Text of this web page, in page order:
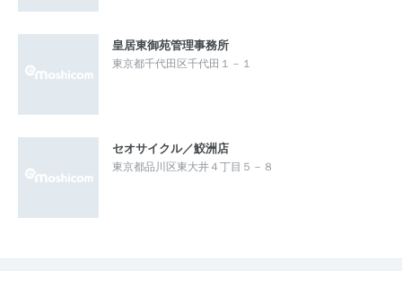
皇居東御苑管理事務所
東京都千代田区千代田１－１
セオサイクル／鮫洲店
東京都品川区東大井４丁目５－８